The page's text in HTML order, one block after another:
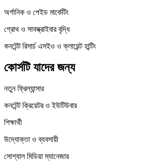
অর্গানিক ও পেইড মার্কেটিং
গ্রোথ ও সাবস্ক্রাইবার বৃদ্ধি
কনটেন্ট রিসার্চ এসইও ও ক্লায়েন্ট হান্টিং
কোর্সটি যাদের জন্য
নতুন ফ্রিল্যান্সার
কনটেন্ট ক্রিয়েটর ও ইউটিউবার
শিক্ষার্থী
উদ্যোক্তা ও ব্যবসায়ী
সোশ্যাল মিডিয়া ম্যানেজার